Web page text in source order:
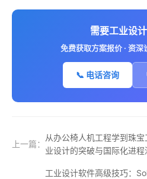
需要工业设计
免费获取方案报价 · 资
📞 电话咨询
上一篇：
从办公椅人机工程学到珠
业设计的突破与国际化进
工业设计软件高级技巧：